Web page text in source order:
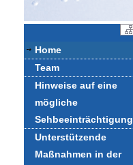
Home
Team
Hinweise auf eine
mögliche
Sehbeeinträchtigung
Unterstützende
Maßnahmen in der